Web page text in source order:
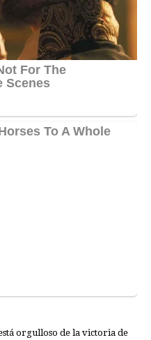
orgulloso de la victoria de